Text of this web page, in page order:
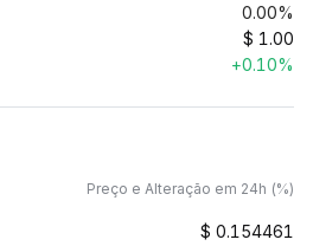
0.00%
$ 1.00
+0.10%
Preço e Alteração em 24h (%)
$ 0.154461